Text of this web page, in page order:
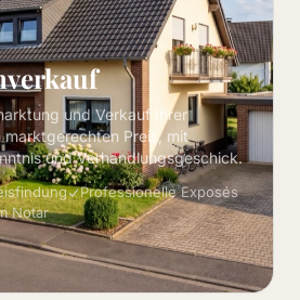
und Verkauf Ihrer
marktgerechten Preis, mit
und Verhandlungsgeschick.
Professionelle Exposés
Notar